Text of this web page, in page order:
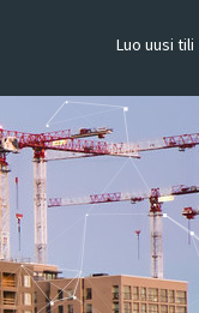
Luo uusi tili